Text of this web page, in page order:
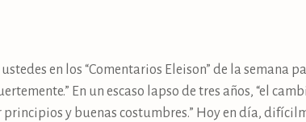
en los “Comentarios Eleison” de la semana
En un escaso lapso de tres años, “el
y buenas costumbres.” Hoy en día,